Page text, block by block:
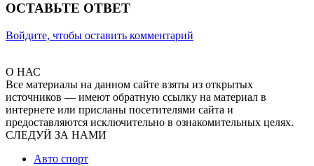
ОСТАВЬТЕ ОТВЕТ
Войдите, чтобы оставить комментарий
О НАС
Все материалы на данном сайте взяты из открытых
источников — имеют обратную ссылку на материал в
интернете или присланы посетителями сайта и
предоставляются исключительно в ознакомительных целях.
СЛЕДУЙ ЗА НАМИ
Авто спорт